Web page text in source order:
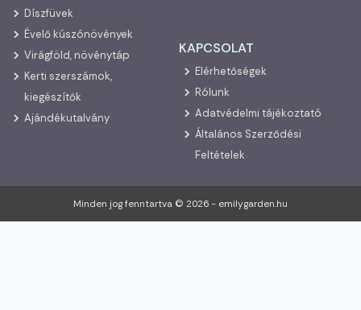
Díszfüvek
Évelő kúszónövények
Virágföld, növénytáp
Kerti szerszámok,
kiegészítők
Ajándékutalvány
KAPCSOLAT
Elérhetőségek
Rólunk
Adatvédelmi tájékoztató
Általános Szerződési
Feltételek
Minden jog fenntartva © 2026 - emilygarden.hu